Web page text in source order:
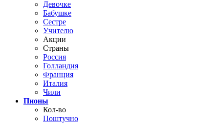
Девочке
Бабушке
Сестре
Учителю
Акции
Страны
Россия
Голландия
Франция
Италия
Чили
Пионы
Кол-во
Поштучно